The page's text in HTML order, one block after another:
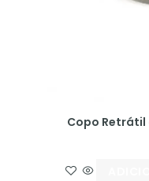
Copo Retrátil